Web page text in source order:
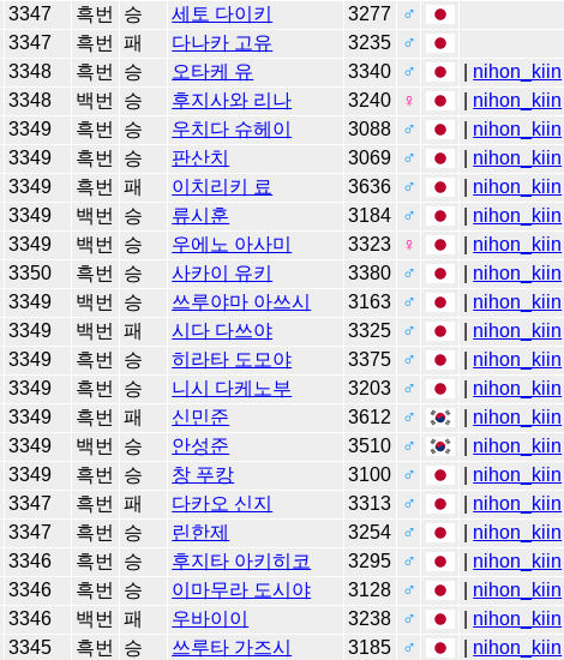
3347 흑번 승 세토 다이키 3277
♂
3347 흑번 패 다나카 고유 3235
♂
3348 흑번 승 오타케 유 3340 ♂ nihon_kiin
3348 백번 승 후지사와 리나 3240 ♀ nihon_kiin
3349 흑번 승 우치다 슈헤이 3088 ♂ nihon_kiin
3349 흑번 승 판산치 3069 ♂ nihon_kiin
3349 흑번 패 이치리키 료 3636 ♂ nihon_kiin
3349 백번 승 류시훈 3184 ♂ nihon_kiin
3349 백번 승 우에노 아사미 3323 ♀ nihon_kiin
3350 흑번 승 사카이 유키 3380 ♂ nihon_kiin
3349 백번 승 쓰루야마 아쓰시 3163 ♂ nihon_kiin
3349 백번 패 시다 다쓰야 3325 ♂ nihon_kiin
3349 흑번 승 히라타 도모야 3375 ♂ nihon_kiin
3349 흑번 승 니시 다케노부 3203 ♂ nihon_kiin
3349 흑번 패 신민준 3612 ♂ nihon_kiin
3349 백번 승 안성준 3510 ♂ nihon_kiin
3349 흑번 승 창 푸캉 3100 ♂ nihon_kiin
3347 흑번 패 다카오 신지 3313 ♂ nihon_kiin
3347 흑번 승 린한제 3254 ♂ nihon_kiin
3346 흑번 승 후지타 아키히코 3295 ♂ nihon_kiin
3346 흑번 승 이마무라 도시야 3128 ♂ nihon_kiin
3346 백번 패 우바이이 3238 ♂ nihon_kiin
3345 흑번 승 쓰루타 가즈시 3185 ♂ nihon_kiin